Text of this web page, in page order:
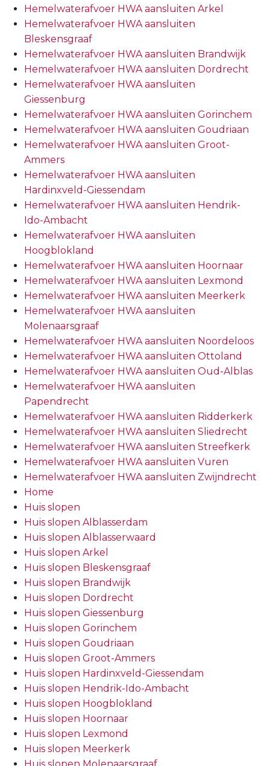
Hemelwaterafvoer HWA aansluiten Arkel
Hemelwaterafvoer HWA aansluiten
Bleskensgraaf
Hemelwaterafvoer HWA aansluiten Brandwijk
Hemelwaterafvoer HWA aansluiten Dordrecht
Hemelwaterafvoer HWA aansluiten
Giessenburg
Hemelwaterafvoer HWA aansluiten Gorinchem
Hemelwaterafvoer HWA aansluiten Goudriaan
Hemelwaterafvoer HWA aansluiten Groot-
Ammers
Hemelwaterafvoer HWA aansluiten
Hardinxveld-Giessendam
Hemelwaterafvoer HWA aansluiten Hendrik-
Ido-Ambacht
Hemelwaterafvoer HWA aansluiten
Hoogblokland
Hemelwaterafvoer HWA aansluiten Hoornaar
Hemelwaterafvoer HWA aansluiten Lexmond
Hemelwaterafvoer HWA aansluiten Meerkerk
Hemelwaterafvoer HWA aansluiten
Molenaarsgraaf
Hemelwaterafvoer HWA aansluiten Noordeloos
Hemelwaterafvoer HWA aansluiten Ottoland
Hemelwaterafvoer HWA aansluiten Oud-Alblas
Hemelwaterafvoer HWA aansluiten
Papendrecht
Hemelwaterafvoer HWA aansluiten Ridderkerk
Hemelwaterafvoer HWA aansluiten Sliedrecht
Hemelwaterafvoer HWA aansluiten Streefkerk
Hemelwaterafvoer HWA aansluiten Vuren
Hemelwaterafvoer HWA aansluiten Zwijndrecht
Home
Huis slopen
Huis slopen Alblasserdam
Huis slopen Alblasserwaard
Huis slopen Arkel
Huis slopen Bleskensgraaf
Huis slopen Brandwijk
Huis slopen Dordrecht
Huis slopen Giessenburg
Huis slopen Gorinchem
Huis slopen Goudriaan
Huis slopen Groot-Ammers
Huis slopen Hardinxveld-Giessendam
Huis slopen Hendrik-Ido-Ambacht
Huis slopen Hoogblokland
Huis slopen Hoornaar
Huis slopen Lexmond
Huis slopen Meerkerk
Huis slopen Molenaarsgraaf